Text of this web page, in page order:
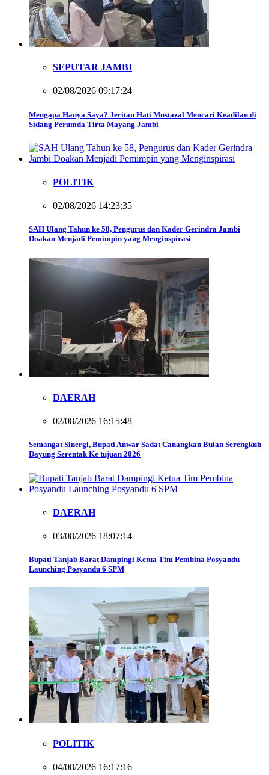
SEPUTAR JAMBI
02/08/2026 09:17:24
Mengapa Hanya Saya? Jeritan Hati Mustazal Mencari Keadilan di
Sidang Perumda Tirta Mayang Jambi
POLITIK
02/08/2026 14:23:35
SAH Ulang Tahun ke 58, Pengurus dan Kader Gerindra Jambi
Doakan Menjadi Pemimpin yang Menginspirasi
DAERAH
02/08/2026 16:15:48
Semangat Sinergi, Bupati Anwar Sadat Canangkan Bulan Serengkuh
Dayung Serentak Ke tujuan 2026
DAERAH
03/08/2026 18:07:14
Bupati Tanjab Barat Dampingi Ketua Tim Pembina Posyandu
Launching Posyandu 6 SPM
POLITIK
04/08/2026 16:17:16